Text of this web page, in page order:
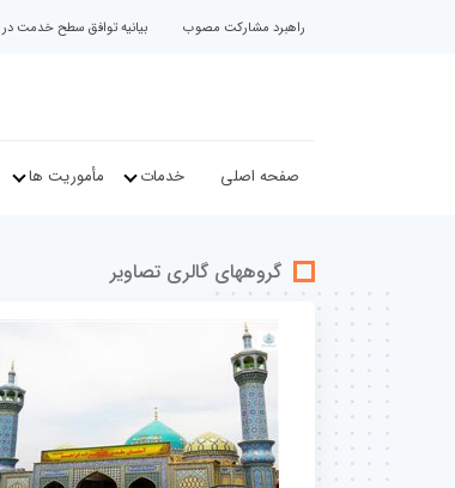
راهبرد مشارکت مصوب بیانیه توافق سطح خدمت در
صفحه اصلی خدمات مأموریت ها
گروههای گالری تصاویر